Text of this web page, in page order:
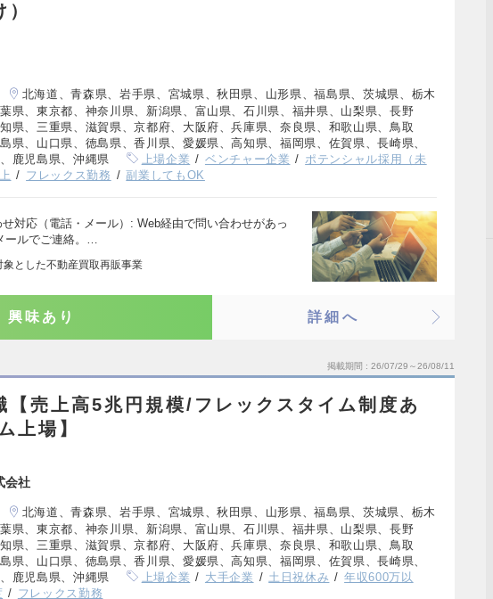
北海道、青森県、岩手県、宮城県、秋田県、山形県、福島県、茨城県、栃木
県、東京都、神奈川県、新潟県、富山県、石川県、福井県、山梨県、長野
県、三重県、滋賀県、京都府、大阪府、兵庫県、奈良県、和歌山県、鳥取
県、山口県、徳島県、香川県、愛媛県、高知県、福岡県、佐賀県、長崎県、
鹿児島県、沖縄県
上場企業 ベンチャー企業
ポテンシャル採用（未
フレックス勤務 副業してもOK
対応（電話・メール）: Web経由で問い合わせがあっ
ールでご連絡。…
とした不動産買取再販事業
興味あり 詳細へ
掲載期間 26/07/29～26/08/11
【売上高5兆円規模/フレックスタイム制度あ
上場】
会社
北海道、青森県、岩手県、宮城県、秋田県、山形県、福島県、茨城県、栃木
県、東京都、神奈川県、新潟県、富山県、石川県、福井県、山梨県、長野
県、三重県、滋賀県、京都府、大阪府、兵庫県、奈良県、和歌山県、鳥取
県、山口県、徳島県、香川県、愛媛県、高知県、福岡県、佐賀県、長崎県、
鹿児島県、沖縄県
上場企業 大手企業 土日祝休み
年収600万以
フレックス勤務